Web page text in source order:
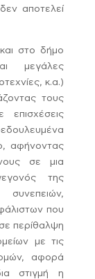
αποτελεί
στο δήμο
μεγάλες
κ.α.)
τους
αφήνοντας
σε μια
της
που
περίθαλψη
με τις
αφορά
στιγμή η